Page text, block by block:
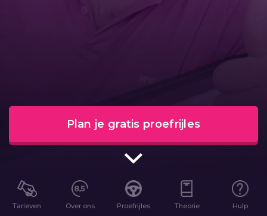
Plan je gratis proefrijles
Tarieven Over ons Proefrijles Theorie Hulp